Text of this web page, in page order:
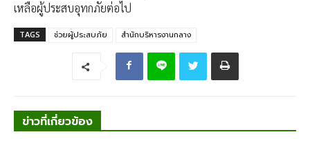
เหลือผู้ประสบอุทกภัยต่อไป
TAGS ช่วยผู้ประสบภัย สำนักบริหารงานกลาง
ข่าวที่เกี่ยวข้อง